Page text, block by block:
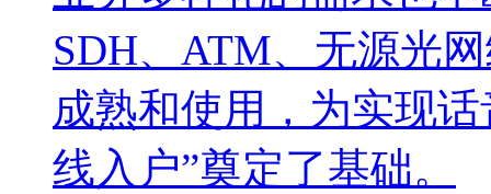
SDH、ATM、无源光
成熟和使用，为实现
线入户”奠定了基础。